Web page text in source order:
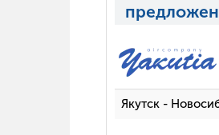
Якутск -